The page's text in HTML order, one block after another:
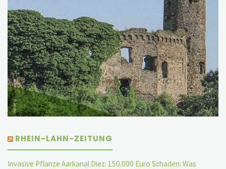
RHEIN-LAHN-ZEITUNG
Invasive Pflanze Aarkanal Diez: 150.000 Euro Schaden: Was